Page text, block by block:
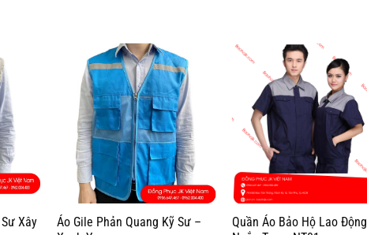
Xây
Áo Gile Phản Quang Kỹ Sư –
Quần Áo Bảo Hộ Lao Động